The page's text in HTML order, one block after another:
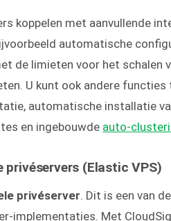
koppelen met aanvullende
automatische
de limieten voor het schalen
U kunt ook andere
automatische installatie
en ingebouwde auto-
privéservers (Elastic VPS)
privéserver . Dit is een van
implementaties. Met